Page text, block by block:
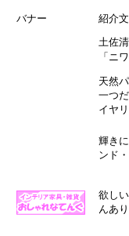
バナー 紹介文
土佐
「ニ
天然
一つ
イヤ
輝き
ンド
欲し
んあ